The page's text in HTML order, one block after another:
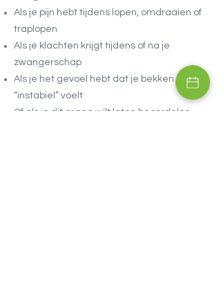
Als je pijn hebt tijdens lopen, omdraaien of
traplopen
Als je klachten krijgt tijdens of na je
zwangerschap
Als je het gevoel hebt dat je bekken
“instabiel” voelt
Of als je dit graag wilt laten beoordelen